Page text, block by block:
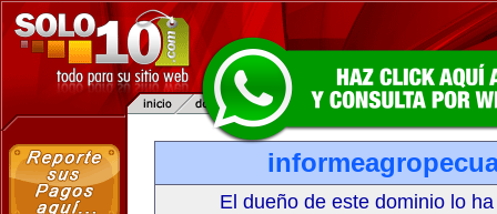
El dueño de este dominio lo